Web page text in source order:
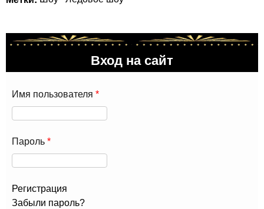
Вход на сайт
Имя пользователя *
Пароль *
Регистрация
Забыли пароль?